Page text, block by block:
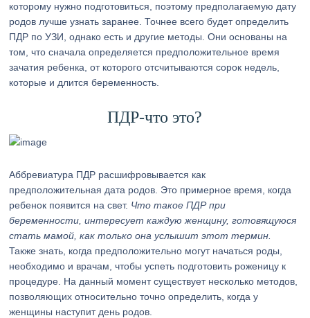
которому нужно подготовиться, поэтому предполагаемую дату
родов лучше узнать заранее. Точнее всего будет определить
ПДР по УЗИ, однако есть и другие методы. Они основаны на
том, что сначала определяется предположительное время
зачатия ребенка, от которого отсчитываются сорок недель,
которые и длится беременность.
ПДР-что это?
Аббревиатура ПДР расшифровывается как
предположительная дата родов. Это примерное время, когда
ребенок появится на свет. Что такое ПДР при
беременности, интересует каждую женщину, готовящуюся
стать мамой, как только она услышит этот термин.
Также знать, когда предположительно могут начаться роды,
необходимо и врачам, чтобы успеть подготовить роженицу к
процедуре. На данный момент существует несколько методов,
позволяющих относительно точно определить, когда у
женщины наступит день родов.